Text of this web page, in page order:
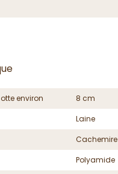
environ
8 cm
Laine
Cachemire
Polyamide